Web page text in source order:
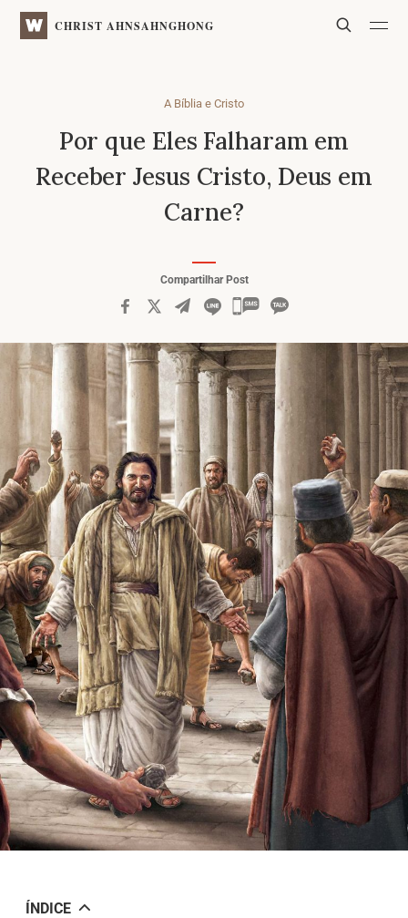
WATVCHRIST AHNSAHNGHONG Search
A Bíblia e Cristo
Por que Eles Falharam em
Receber Jesus Cristo, Deus em
Carne?
Compartilhar Post
카
공
ÍNDICE